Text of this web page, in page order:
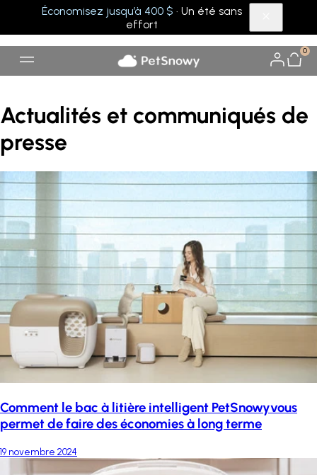
Économisez jusqu’à 400 $ · Un été sans
effort
0
Actualités et communiqués de
presse
Comment le bac à litière intelligent PetSnowyvous
permet de faire des économies à long terme
19 novembre 2024